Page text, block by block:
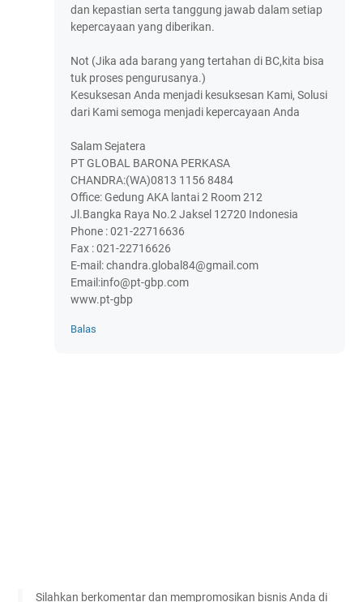
dan kepastian serta tanggung jawab dalam setiap
kepercayaan yang diberikan.
Not (Jika ada barang yang tertahan di BC,kita bisa
tuk proses pengurusanya.)
Kesuksesan Anda menjadi kesuksesan Kami, Solusi
dari Kami semoga menjadi kepercayaan Anda
Salam Sejatera
PT GLOBAL BARONA PERKASA
CHANDRA:(WA)0813 1156 8484
Office: Gedung AKA lantai 2 Room 212
Jl.Bangka Raya No.2 Jaksel 12720 Indonesia
Phone : 021-22716636
Fax : 021-22716626
E-mail: chandra.global84@gmail.com
Email:info@pt-gbp.com
www.pt-gbp
Balas
Silahkan berkomentar dan mempromosikan bisnis Anda di